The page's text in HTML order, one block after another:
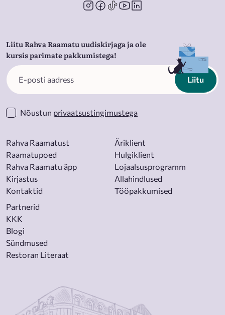
Liitu Rahva Raamatu uudiskirjaga ja ole
kursis parimate pakkumistega!
Liitu
Nõustun privaatsustingimustega
Rahva Raamatust
Raamatupoed
Rahva Raamatu äpp
Kirjastus
Kontaktid
Äriklient
Hulgiklient
Lojaalsusprogramm
Allahindlused
Tööpakkumised
Partnerid
KKK
Blogi
Sündmused
Restoran Literaat